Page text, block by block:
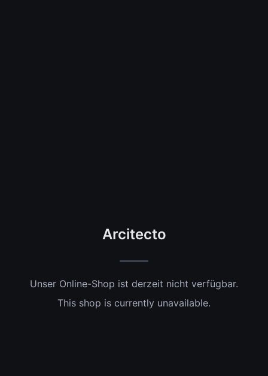
Arcitecto
Unser Online-Shop ist derzeit nicht verfügbar.
This shop is currently unavailable.